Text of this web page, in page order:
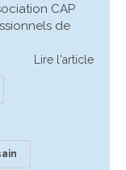
CAP
de
Lire l'article